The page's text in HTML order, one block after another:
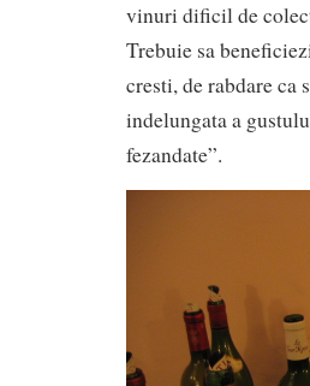
vinuri dificil de
Trebuie sa
cresti, de rabdare ca
indelungata a
fezandate”.